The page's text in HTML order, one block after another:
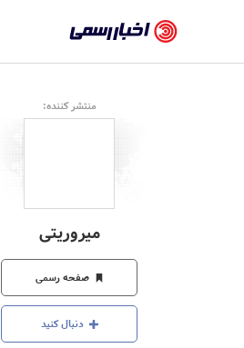
رسمی
-
اخبار
شرکت‌ها،
سازمان‌ها
و
روابط
عمومی‌ها
منتشر کننده:
میروریتی
صفحه رسمی
دنبال کنید